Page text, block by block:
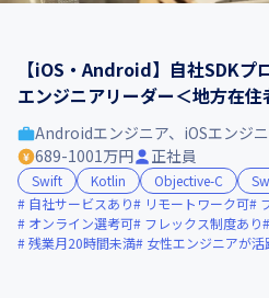
【iOS・Android】自社SDKプ
エンジニアリーダー＜地方在
Androidエンジニア、iOSエンジ
689-1001万円
正社員
Swift Kotlin Objective-C
自社サービスあり
リモートワーク可
オンライン選考可
フレックス制度あり
残業月20時間未満
女性エンジニアが活